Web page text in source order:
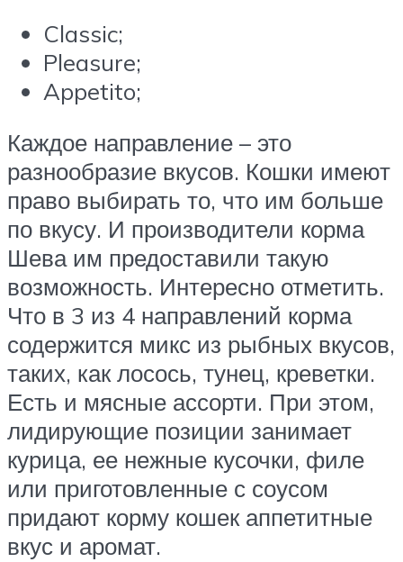
Classic;
Pleasure;
Appetito;
Каждое направление – это
разнообразие вкусов. Кошки имеют
право выбирать то, что им больше
по вкусу. И производители корма
Шева им предоставили такую
возможность. Интересно отметить.
Что в 3 из 4 направлений корма
содержится микс из рыбных вкусов,
таких, как лосось, тунец, креветки.
Есть и мясные ассорти. При этом,
лидирующие позиции занимает
курица, ее нежные кусочки, филе
или приготовленные с соусом
придают корму кошек аппетитные
вкус и аромат.